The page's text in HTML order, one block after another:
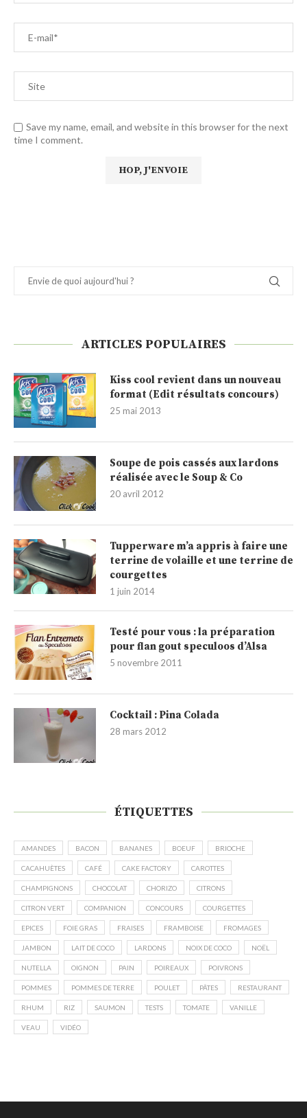
Save my name, email, and website in this browser for the next
time I comment.
ARTICLES POPULAIRES
Kiss cool revient dans un nouveau
format (Edit résultats concours)
25 mai 2013
Soupe de pois cassés aux lardons
réalisée avec le Soup & Co
20 avril 2012
Tupperware m’a appris à faire une
terrine de volaille et une terrine de
courgettes
1 juin 2014
Testé pour vous : la préparation
pour flan gout speculoos d’Alsa
5 novembre 2011
Cocktail : Pina Colada
28 mars 2012
ÉTIQUETTES
AMANDES BACON BANANES BOEUF BRIOCHE
CACAHUÈTES CAFÉ CAKE FACTORY CAROTTES
CHAMPIGNONS CHOCOLAT CHORIZO CITRONS
CITRON VERT COMPANION CONCOURS COURGETTES
EPICES FOIE GRAS FRAISES FRAMBOISE FROMAGES
JAMBON LAIT DE COCO LARDONS NOIX DE COCO NOËL
NUTELLA OIGNON PAIN POIREAUX POIVRONS
POMMES POMMES DE TERRE POULET PÂTES RESTAURANT
RHUM RIZ SAUMON TESTS TOMATE VANILLE
VEAU VIDÉO